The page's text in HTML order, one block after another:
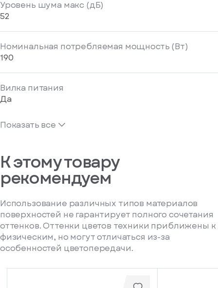
Уровень шума макс (дБ)
52
Номинальная потребляемая мощность (Вт)
190
Вилка питания
Да
Показать все
К этому товару
рекомендуем
Использование различных типов материалов
поверхностей не гарантирует полного сочетания
оттенков. Оттенки цветов техники приближены к
физическим, но могут отличаться из-за
особенностей цветопередачи.